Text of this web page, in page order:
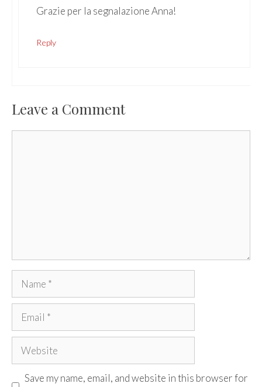
Grazie per la segnalazione Anna!
Reply
Leave a Comment
Name
Email
Website
Save my name, email, and website in this browser for